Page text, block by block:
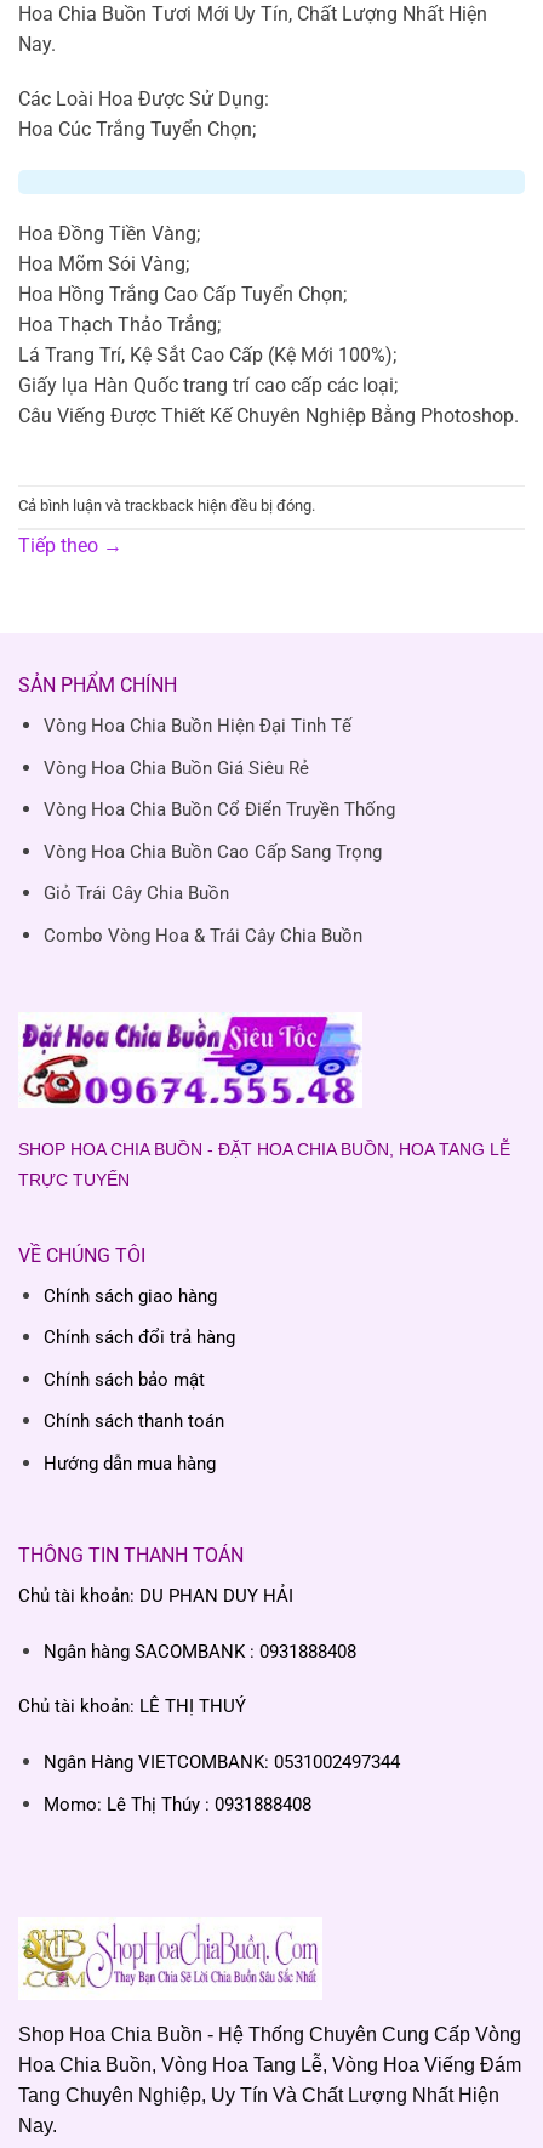
Hoa Chia Buồn Tươi Mới Uy Tín, Chất Lượng Nhất Hiện
Nay.
Các Loài Hoa Được Sử Dụng:
Hoa Cúc Trắng Tuyển Chọn;
Hoa Đồng Tiền Vàng;
Hoa Mõm Sói Vàng;
Hoa Hồng Trắng Cao Cấp Tuyển Chọn;
Hoa Thạch Thảo Trắng;
Lá Trang Trí, Kệ Sắt Cao Cấp (Kệ Mới 100%);
Giấy lụa Hàn Quốc trang trí cao cấp các loại;
Câu Viếng Được Thiết Kế Chuyên Nghiệp Bằng Photoshop.
Cả bình luận và trackback hiện đều bị đóng.
Tiếp theo →
SẢN PHẨM CHÍNH
Vòng Hoa Chia Buồn Hiện Đại Tinh Tế
Vòng Hoa Chia Buồn Giá Siêu Rẻ
Vòng Hoa Chia Buồn Cổ Điển Truyền Thống
Vòng Hoa Chia Buồn Cao Cấp Sang Trọng
Giỏ Trái Cây Chia Buồn
Combo Vòng Hoa & Trái Cây Chia Buồn
SHOP HOA CHIA BUỒN - ĐẶT HOA CHIA BUỒN, HOA TANG LỄ
TRỰC TUYẾN
VỀ CHÚNG TÔI
Chính sách giao hàng
Chính sách đổi trả hàng
Chính sách bảo mật
Chính sách thanh toán
Hướng dẫn mua hàng
THÔNG TIN THANH TOÁN
Chủ tài khoản: DU PHAN DUY HẢI
Ngân hàng SACOMBANK : 0931888408
Chủ tài khoản: LÊ THỊ THUÝ
Ngân Hàng VIETCOMBANK: 0531002497344
Momo: Lê Thị Thúy : 0931888408
Shop Hoa Chia Buồn - Hệ Thống Chuyên Cung Cấp Vòng
Hoa Chia Buồn, Vòng Hoa Tang Lễ, Vòng Hoa Viếng Đám
Tang Chuyên Nghiệp, Uy Tín Và Chất Lượng Nhất Hiện
Nay.